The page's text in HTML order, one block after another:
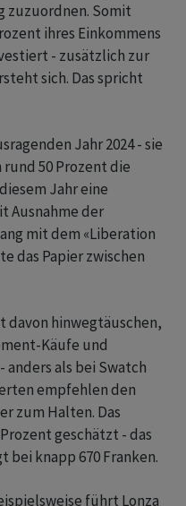
zuzuordnen. Somit
ihres Einkommens
- zusätzlich zur
sich. Das spricht
Jahr 2024 - sie
50 Prozent die
Jahr eine
Ausnahme der
mit dem «Liberation
das Papier zwischen
davon hinwegtäuschen,
Käufe und
als bei Swatch
empfehlen den
zum Halten. Das
geschätzt - das
knapp 670 Franken.
führt Lonza